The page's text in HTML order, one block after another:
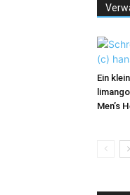
Ein
Men’s